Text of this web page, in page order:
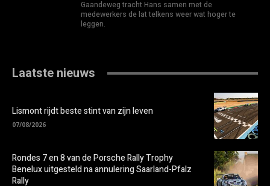
Gaandeweg tracht Hans samen met de
medewerkers de lat telkens weer wat hoger te
leggen.
Laatste nieuws
Lismont rijdt beste stint van zijn leven
07/08/2026
Rondes 7 en 8 van de Porsche Rally Trophy
Benelux uitgesteld na annulering Saarland-Pfalz
Rally